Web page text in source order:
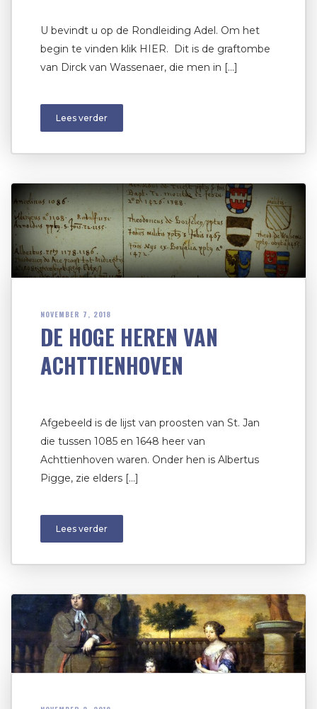
U bevindt u op de Rondleiding Adel. Om het
begin te vinden klik HIER. Dit is de graftombe
van Dirck van Wassenaer, die men in […]
Lees verder
NOVEMBER 7, 2018
DE HOGE HEREN VAN
ACHTTIENHOVEN
Afgebeeld is de lijst van proosten van St. Jan
die tussen 1085 en 1648 heer van
Achttienhoven waren. Onder hen is Albertus
Pigge, zie elders […]
Lees verder